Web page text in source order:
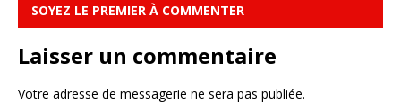
SOYEZ LE PREMIER À COMMENTER
Laisser un commentaire
Votre adresse de messagerie ne sera pas publiée.